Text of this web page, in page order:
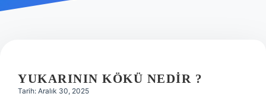
Hakkımızda
YUKARININ KÖKÜ NEDIR ?
Tarih: Aralık 30, 2025